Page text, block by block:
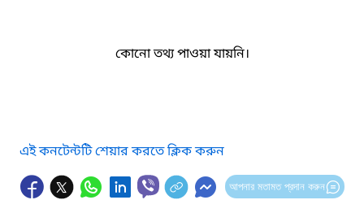
কোনো তথ্য পাওয়া যায়নি।
এই কনটেন্টটি শেয়ার করতে ক্লিক করুন
আপনার মতামত প্রদান করুন